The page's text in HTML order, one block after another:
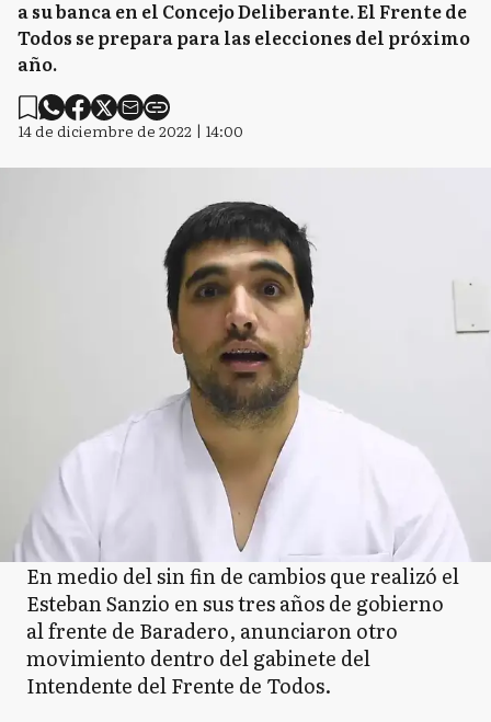
a su banca en el Concejo Deliberante. El Frente de
Todos se prepara para las elecciones del próximo
año.
14 de diciembre de 2022 | 14:00
En medio del sin fin de cambios que realizó el
Esteban Sanzio en sus tres años de gobierno
al frente de Baradero, anunciaron otro
movimiento dentro del gabinete del
Intendente del Frente de Todos.